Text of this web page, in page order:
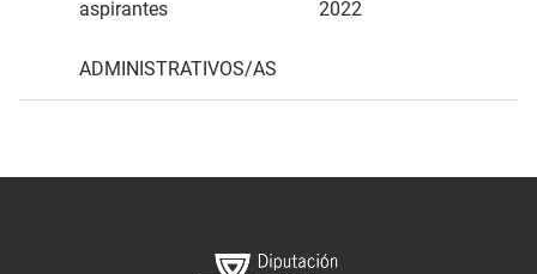
aspirantes
ADMINISTRATIVOS/AS
2022